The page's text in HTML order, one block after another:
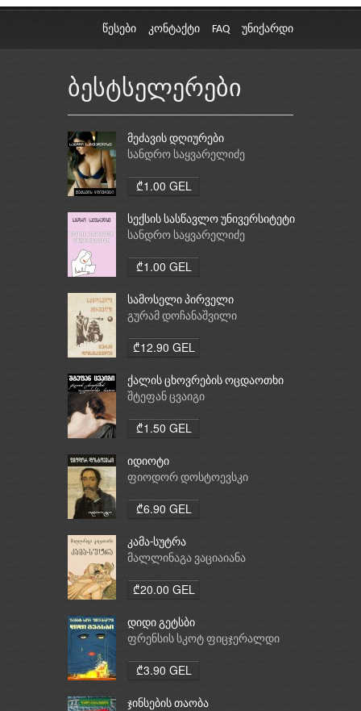
წესები კონტაქტი FAQ უნიქარდი
ბესტსელერები
მეძავის დღიურები
სანდრო საყვარელიძე
₾1.00 GEL
სექსის სასწავლო უნივერსიტეტი
სანდრო საყვარელიძე
₾1.00 GEL
სამოსელი პირველი
გურამ დოჩანაშვილი
₾12.90 GEL
ქალის ცხოვრების ოცდაოთხი
საათი
შტეფან ცვაიგი
₾1.50 GEL
იდიოტი
ფიოდორ დოსტოევსკი
₾6.90 GEL
კამა-სუტრა
მალლინაგა ვაციაიანა
₾20.00 GEL
დიდი გეტსბი
ფრენსის სკოტ ფიცჯერალდი
₾3.90 GEL
ჯინსების თაობა